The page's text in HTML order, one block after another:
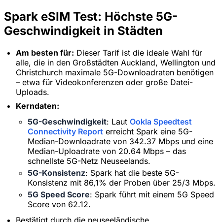
Spark eSIM Test: Höchste 5G-
Geschwindigkeit in Städten
Am besten für: Dieser Tarif ist die ideale Wahl für
alle, die in den Großstädten Auckland, Wellington und
Christchurch maximale 5G-Downloadraten benötigen
– etwa für Videokonferenzen oder große Datei-
Uploads.
Kerndaten:
5G-Geschwindigkeit: Laut Ookla Speedtest
Connectivity Report erreicht Spark eine 5G-
Median-Downloadrate von 342.37 Mbps und eine
Median-Uploadrate von 20.64 Mbps – das
schnellste 5G-Netz Neuseelands.
5G-Konsistenz: Spark hat die beste 5G-
Konsistenz mit 86,1% der Proben über 25/3 Mbps.
5G Speed Score: Spark führt mit einem 5G Speed
Score von 62.12.
Bestätigt durch die neuseeländische